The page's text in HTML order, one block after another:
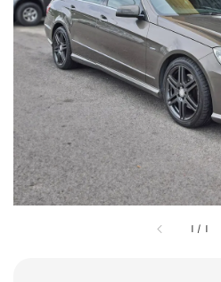
1 / 1